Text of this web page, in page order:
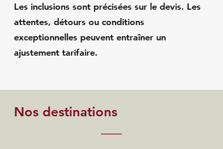
Les inclusions sont précisées sur le devis. Les
attentes, détours ou conditions
exceptionnelles peuvent entraîner un
ajustement tarifaire.
Nos destinations